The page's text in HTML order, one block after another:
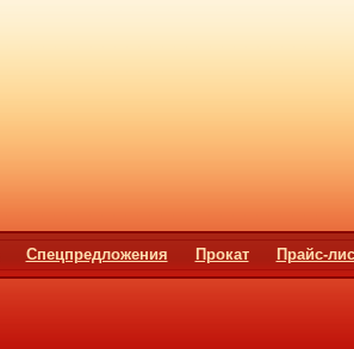
Спецпредложения Прокат Прайс-